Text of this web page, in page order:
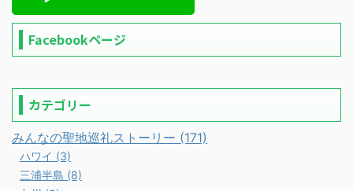
Facebookページ
カテゴリー
みんなの聖地巡礼ストーリー (171)
ハワイ (3)
三浦半島 (8)